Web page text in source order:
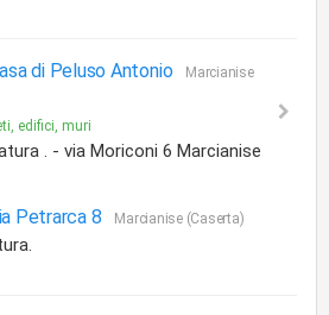
di Peluso Antonio
Marcianise
edifici, muri
. - via Moriconi 6 Marcianise
Petrarca 8 Marcianise (Caserta)